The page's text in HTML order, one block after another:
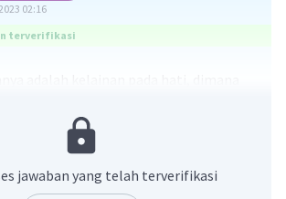
02:16
terverifikasi
di hati.
(SA) adalah suatu kelainan yang
secara autosomal dominan akibat
jawaban yang telah terverifikasi